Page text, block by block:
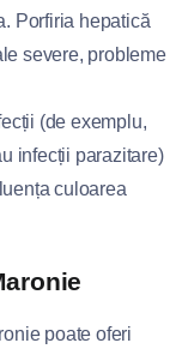
Porfiria hepatică
severe, probleme
(de exemplu,
infecții parazitare)
culoarea
poate oferi